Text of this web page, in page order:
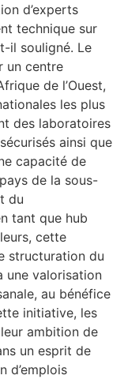
d’experts
technique sur
il souligné. Le
un centre
de l’Ouest,
les plus
des laboratoires
ainsi que
capacité de
de la sous-
du
tant que hub
cette
structuration du
une valorisation
au bénéfice
initiative, les
ambition de
un esprit de
d’emplois